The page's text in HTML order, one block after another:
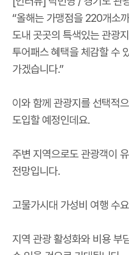
“올해는 가맹점을 220개소
도내 곳곳의 특색있는 관광
투어패스 혜택을 체감할 수
가겠습니다.”
이와 함께 관광지를 선택적
도입할 예정인데요.
주변 지역으로도 관광객이
전망입니다.
고물가시대 가성비 여행 수
지역 관광 활성화와 비용 부